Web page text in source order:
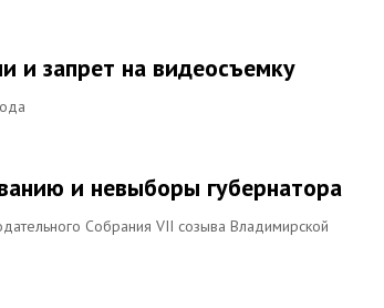
и запрет на видеосъемку
и невыборы губернатора
Собрания VII созыва Владимирской